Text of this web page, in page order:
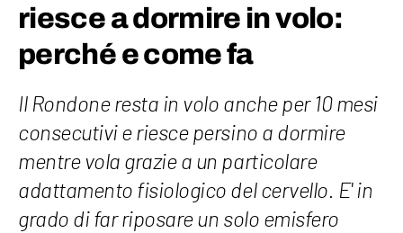
riesce a dormire in volo:
perché e come fa
Il Rondone resta in volo anche per 10 mesi
consecutivi e riesce persino a dormire
mentre vola grazie a un particolare
adattamento fisiologico del cervello. E' in
grado di far riposare un solo emisfero